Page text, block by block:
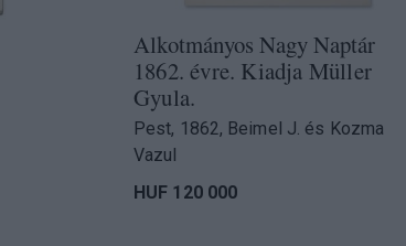
Alkotmányos Nagy Naptár
1862. évre. Kiadja Müller
Gyula.
Pest, 1862, Beimel J. és Kozma
Vazul
HUF 120 000